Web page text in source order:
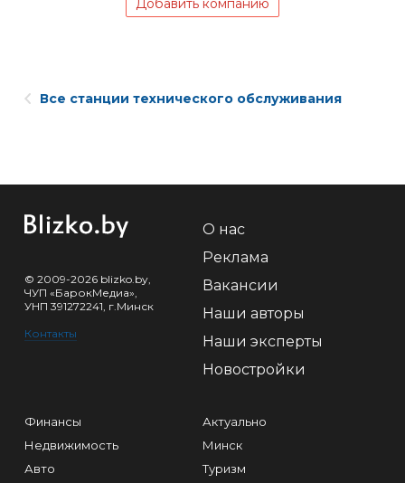
Добавить компанию
Все станции технического обслуживания
© 2009-2026 blizko.by,
ЧУП «БарокМедиа»,
УНП 391272241, г.Минск
Контакты
О нас
Реклама
Вакансии
Наши авторы
Наши эксперты
Новостройки
Финансы
Недвижимость
Авто
Актуально
Минск
Туризм